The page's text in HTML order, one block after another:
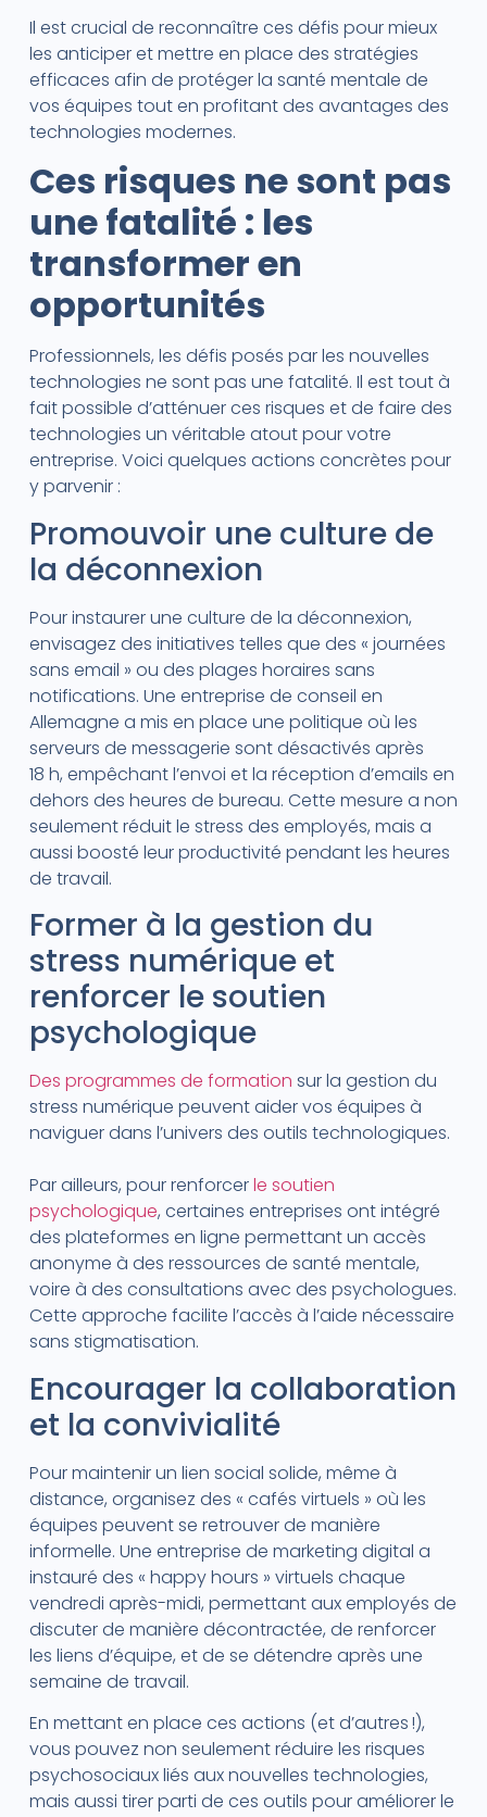
Il est crucial de reconnaître ces défis pour mieux
les anticiper et mettre en place des stratégies
efficaces afin de protéger la santé mentale de
vos équipes tout en profitant des avantages des
technologies modernes.
Ces risques ne sont pas
une fatalité : les
transformer en
opportunités
Professionnels, les défis posés par les nouvelles
technologies ne sont pas une fatalité. Il est tout à
fait possible d’atténuer ces risques et de faire des
technologies un véritable atout pour votre
entreprise. Voici quelques actions concrètes pour
y parvenir :
Promouvoir une culture de
la déconnexion
Pour instaurer une culture de la déconnexion,
envisagez des initiatives telles que des « journées
sans email » ou des plages horaires sans
notifications. Une entreprise de conseil en
Allemagne a mis en place une politique où les
serveurs de messagerie sont désactivés après
18 h, empêchant l’envoi et la réception d’emails en
dehors des heures de bureau. Cette mesure a non
seulement réduit le stress des employés, mais a
aussi boosté leur productivité pendant les heures
de travail.
Former à la gestion du
stress numérique et
renforcer le soutien
psychologique
Des programmes de formation sur la gestion du
stress numérique peuvent aider vos équipes à
naviguer dans l’univers des outils technologiques.
Par ailleurs, pour renforcerle soutien
psychologique, certaines entreprises ont intégré
des plateformes en ligne permettant un accès
anonyme à des ressources de santé mentale,
voire à des consultations avec des psychologues.
Cette approche facilite l’accès à l’aide nécessaire
sans stigmatisation.
Encourager la collaboration
et la convivialité
Pour maintenir un lien social solide, même à
distance, organisez des « cafés virtuels » où les
équipes peuvent se retrouver de manière
informelle. Une entreprise de marketing digital a
instauré des « happy hours » virtuels chaque
vendredi après-midi, permettant aux employés de
discuter de manière décontractée, de renforcer
les liens d’équipe, et de se détendre après une
semaine de travail.
En mettant en place ces actions (et d’autres !),
vous pouvez non seulement réduire les risques
psychosociaux liés aux nouvelles technologies,
mais aussi tirer parti de ces outils pour améliorer le